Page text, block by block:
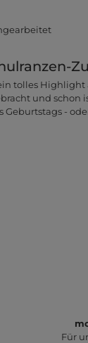
tolles Highlight
und schon
-
Für